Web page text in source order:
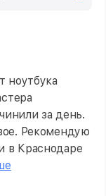
ноутбука
за день.
Рекомендую
в Краснодаре